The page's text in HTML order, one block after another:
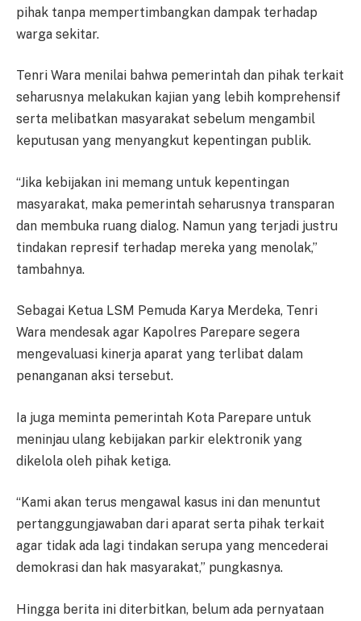
pihak tanpa mempertimbangkan dampak terhadap
warga sekitar.
Tenri Wara menilai bahwa pemerintah dan pihak terkait
seharusnya melakukan kajian yang lebih komprehensif
serta melibatkan masyarakat sebelum mengambil
keputusan yang menyangkut kepentingan publik.
“Jika kebijakan ini memang untuk kepentingan
masyarakat, maka pemerintah seharusnya transparan
dan membuka ruang dialog. Namun yang terjadi justru
tindakan represif terhadap mereka yang menolak,”
tambahnya.
Sebagai Ketua LSM Pemuda Karya Merdeka, Tenri
Wara mendesak agar Kapolres Parepare segera
mengevaluasi kinerja aparat yang terlibat dalam
penanganan aksi tersebut.
Ia juga meminta pemerintah Kota Parepare untuk
meninjau ulang kebijakan parkir elektronik yang
dikelola oleh pihak ketiga.
“Kami akan terus mengawal kasus ini dan menuntut
pertanggungjawaban dari aparat serta pihak terkait
agar tidak ada lagi tindakan serupa yang mencederai
demokrasi dan hak masyarakat,” pungkasnya.
Hingga berita ini diterbitkan, belum ada pernyataan